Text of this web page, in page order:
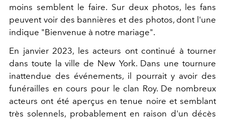
moins semblent le faire. Sur deux photos, les fans
peuvent voir des bannières et des photos, dont l'une
indique "Bienvenue à notre mariage".
En janvier 2023, les acteurs ont continué à tourner
dans toute la ville de New York. Dans une tournure
inattendue des événements, il pourrait y avoir des
funérailles en cours pour le clan Roy. De nombreux
acteurs ont été aperçus en tenue noire et semblant
très solennels, probablement en raison d'un décès